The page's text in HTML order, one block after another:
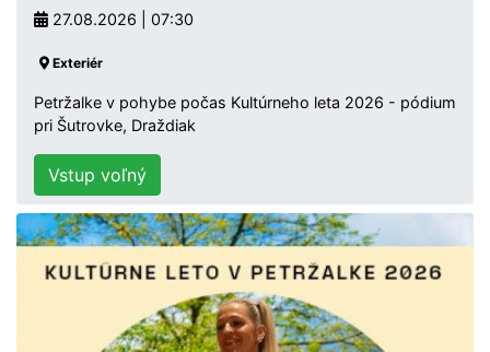
27.08.2026 | 07:30
Exteriér
Petržalke v pohybe počas Kultúrneho leta 2026 - pódium
pri Šutrovke, Draždiak
Vstup voľný